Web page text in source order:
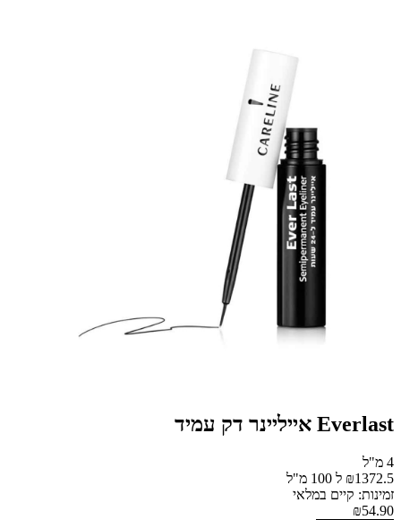
Everlast אייליינר דק עמיד
4 מ"ל
₪1372.5 ל 100 מ"ל
זמינות: קיים במלאי
₪54.90